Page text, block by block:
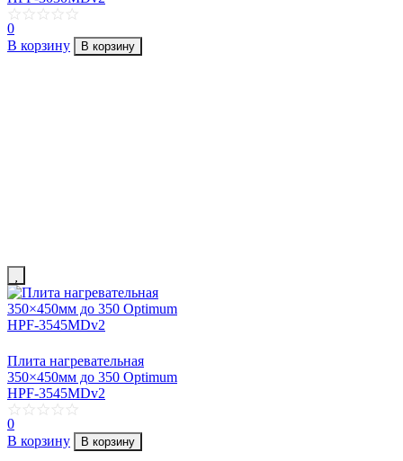
0
В корзину
В корзину
Плита нагревательная
350×450мм до 350 Optimum
HPF-3545MDv2
0
В корзину
В корзину